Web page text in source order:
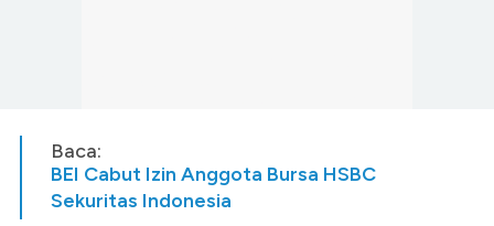
Baca:
BEI Cabut Izin Anggota Bursa HSBC
Sekuritas Indonesia